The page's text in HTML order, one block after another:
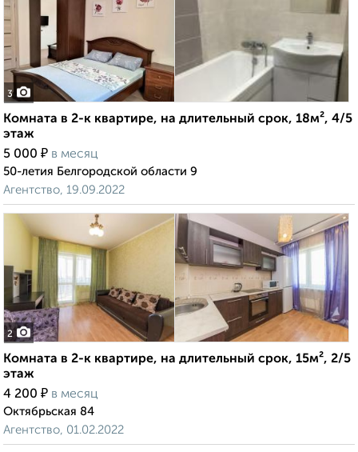
3
Комната в 2-к квартире, на длительный срок, 18м², 4/5
этаж
5 000 ₽ в месяц
50-летия Белгородской области 9
Агентство, 19.09.2022
2
Комната в 2-к квартире, на длительный срок, 15м², 2/5
этаж
4 200 ₽ в месяц
Октябрьская 84
Агентство, 01.02.2022